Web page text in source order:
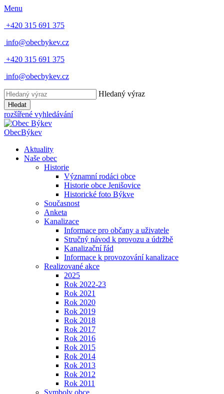
Menu
+420 315 691 375
info@obecbykev.cz
+420 315 691 375
info@obecbykev.cz
Hledaný výraz
Hledat
rozšířené vyhledávání
ObecBýkev
Aktuality
Naše obec
Historie
Významní rodáci obce
Historie obce Jenišovice
Historické foto Býkve
Současnost
Anketa
Kanalizace
Informace pro občany a uživatele
Stručný návod k provozu a údržbě
Kanalizační řád
Informace k provozování kanalizace
Realizované akce
2025
Rok 2022-23
Rok 2021
Rok 2020
Rok 2019
Rok 2018
Rok 2017
Rok 2016
Rok 2015
Rok 2014
Rok 2013
Rok 2012
Rok 2011
Symboly obce